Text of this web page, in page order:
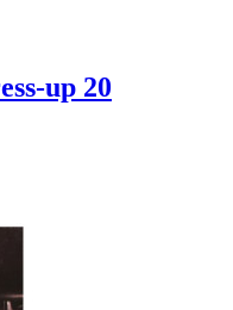
up 20